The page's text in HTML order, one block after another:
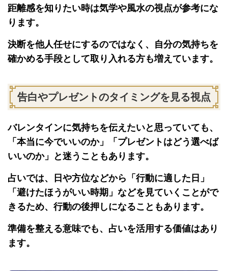
距離感を知りたい時は気学や風水の視点が参考にな
ります。
決断を他人任せにするのではなく、自分の気持ちを
確かめる手段として取り入れる方も増えています。
告白やプレゼントのタイミングを見る視点
バレンタインに気持ちを伝えたいと思っていても、
「本当に今でいいのか」「プレゼントはどう選べば
いいのか」と迷うこともあります。
占いでは、日や方位などから「行動に適した日」
「避けたほうがいい時期」などを見ていくことがで
きるため、行動の後押しになることもあります。
準備を整える意味でも、占いを活用する価値はあり
ます。